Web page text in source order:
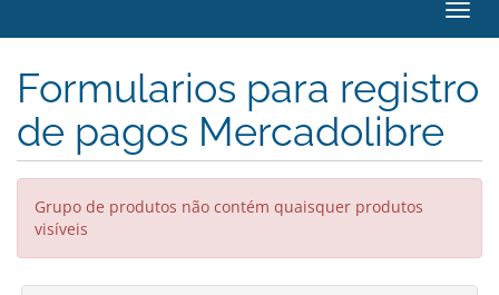
Formularios para registro
de pagos Mercadolibre
Grupo de produtos não contém quaisquer produtos
visíveis